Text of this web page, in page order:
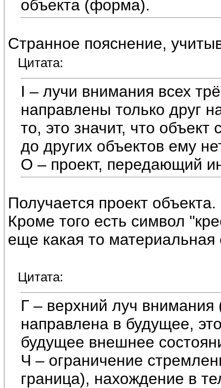
объекта (форма).
Странное пояснение,
Цитата:
I – лучи внимания всех
направлены только друг
то, это значит, что
до других объектов ему
О – проект, передающий
Получается проект объекта.
Кроме того есть символ
еще какая то материальная
Цитата:
Г – верхний луч
направлена в будущее,
будущее внешнее
Ч – ограничение
граница), нахождение в